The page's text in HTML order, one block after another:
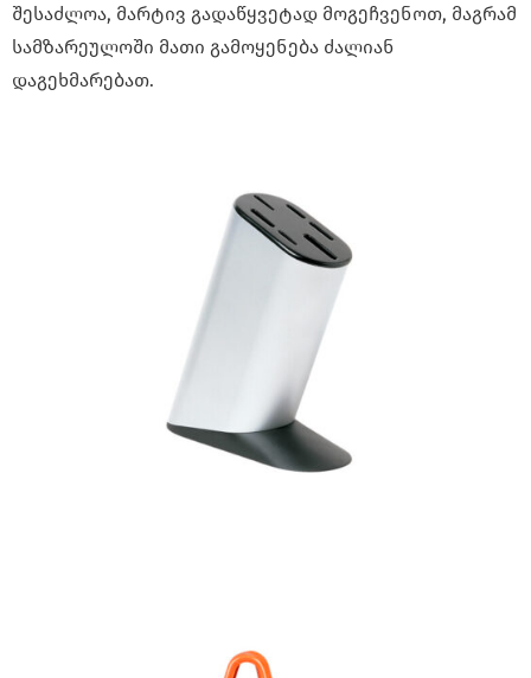
შესაძლოა, მარტივ გადაწყვეტად მოგეჩვენოთ, მაგრამ
სამზარეულოში მათი გამოყენება ძალიან
დაგეხმარებათ.